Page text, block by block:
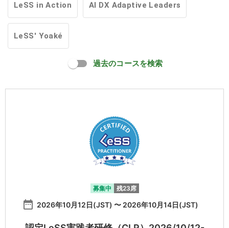
LeSS in Action AI DX Adaptive Leaders
LeSS' Yoaké
過去のコースを検索
募集中 残23席
date_range 2026年10月12日(JST) 〜 2026年10月14日(JST)